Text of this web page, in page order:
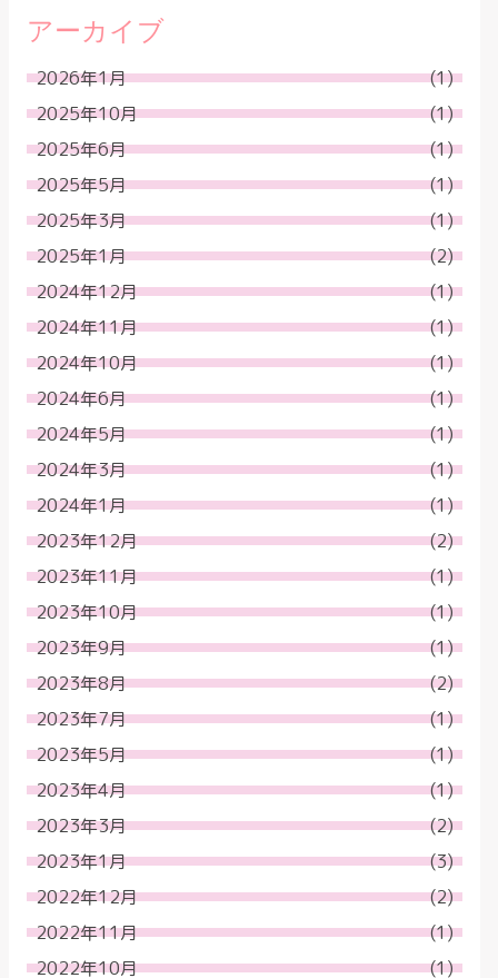
アーカイブ
2026年1月
(1)
2025年10月
(1)
2025年6月
(1)
2025年5月
(1)
2025年3月
(1)
2025年1月
(2)
2024年12月
(1)
2024年11月
(1)
2024年10月
(1)
2024年6月
(1)
2024年5月
(1)
2024年3月
(1)
2024年1月
(1)
2023年12月
(2)
2023年11月
(1)
2023年10月
(1)
2023年9月
(1)
2023年8月
(2)
2023年7月
(1)
2023年5月
(1)
2023年4月
(1)
2023年3月
(2)
2023年1月
(3)
2022年12月
(2)
2022年11月
(1)
2022年10月
(1)